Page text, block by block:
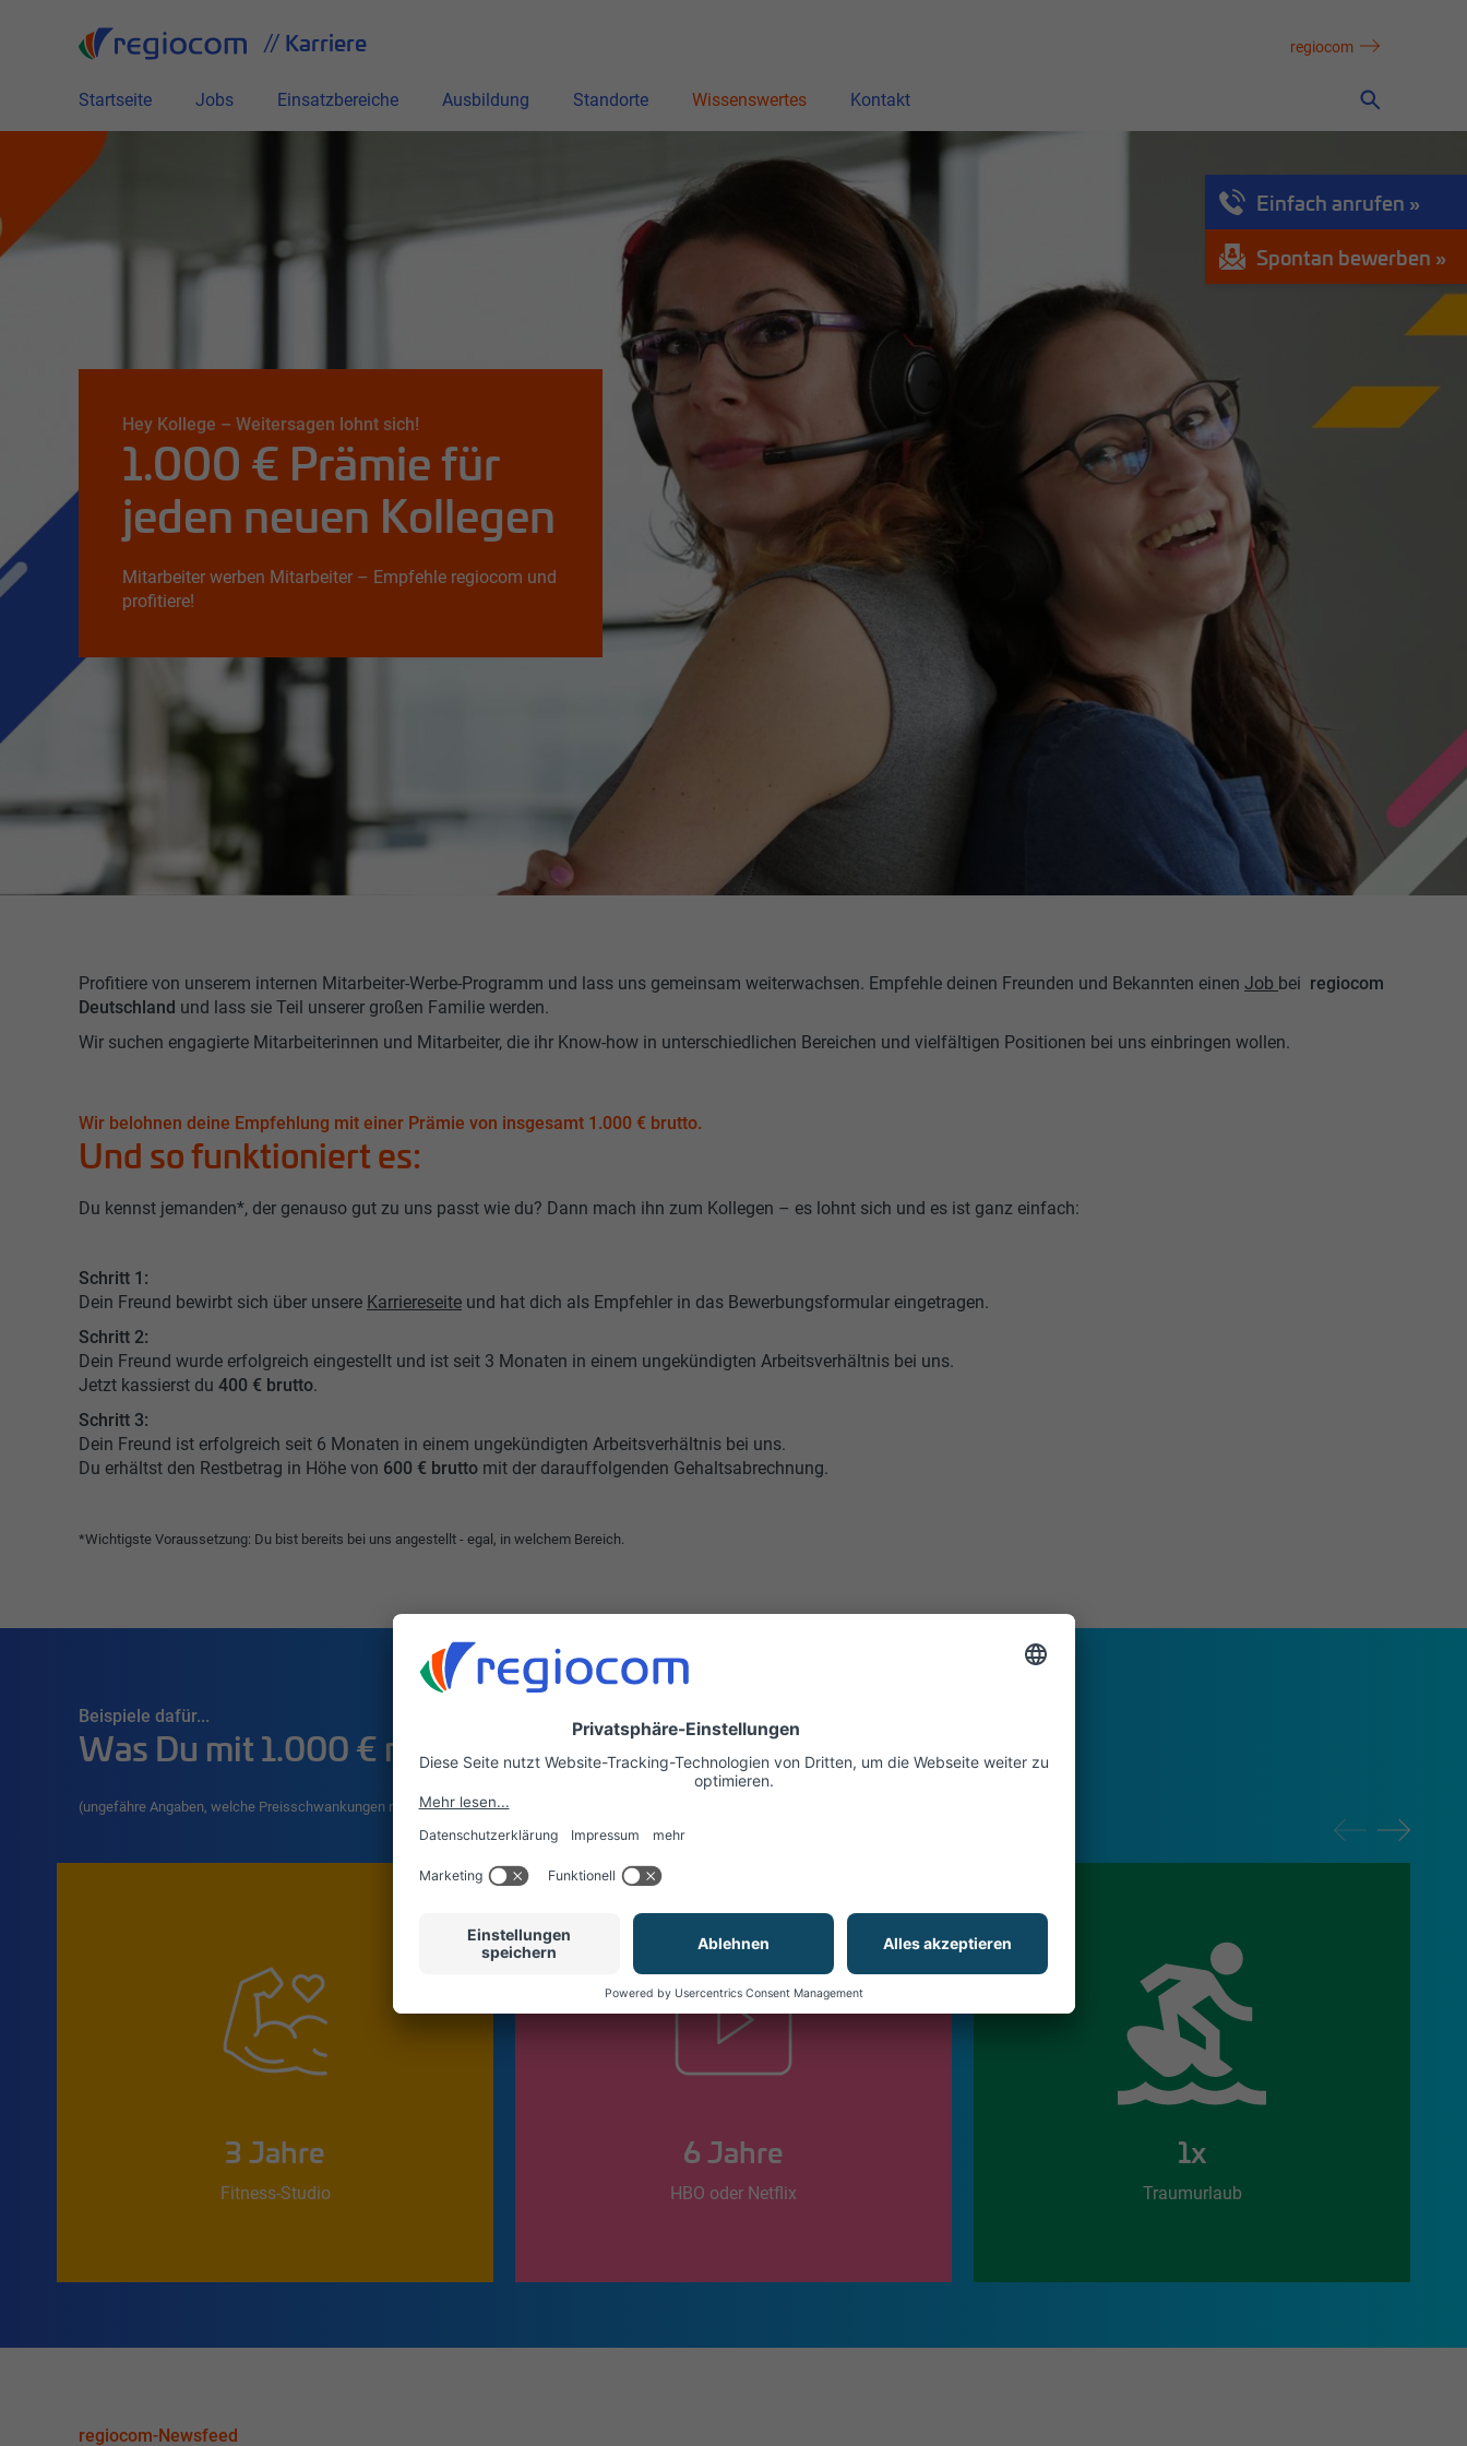
// Karriere regiocom
Startseite Jobs Einsatzbereiche Ausbildung Standorte Wissenswertes Kontakt
Einfach anrufen
Spontan bewerben
Hey Kollege – Weitersagen lohnt sich!
1.000 € Prämie für
jeden neuen Kollegen
Mitarbeiter werben Mitarbeiter – Empfehle regiocom und
profitiere!
Profitiere von unserem internen Mitarbeiter-Werbe-Programm und lass uns gemeinsam weiterwachsen. Empfehle deinen Freunden und Bekannten einen Job bei regiocom
Deutschland und lass sie Teil unserer großen Familie werden.
Wir suchen engagierte Mitarbeiterinnen und Mitarbeiter, die ihr Know-how in unterschiedlichen Bereichen und vielfältigen Positionen bei uns einbringen wollen.
Wir belohnen deine Empfehlung mit einer Prämie von insgesamt 1.000 € brutto.
Und so funktioniert es:
Du kennst jemanden*, der genauso gut zu uns passt wie du? Dann mach ihn zum Kollegen – es lohnt sich und es ist ganz einfach:
Schritt 1:
Dein Freund bewirbt sich über unsere Karriereseite und hat dich als Empfehler in das Bewerbungsformular eingetragen.
Schritt 2:
Dein Freund wurde erfolgreich eingestellt und ist seit 3 Monaten in einem ungekündigten Arbeitsverhältnis bei uns.
Jetzt kassierst du 400 € brutto.
Schritt 3:
Dein Freund ist erfolgreich seit 6 Monaten in einem ungekündigten Arbeitsverhältnis bei uns.
Du erhältst den Restbetrag in Höhe von 600 € brutto mit der darauffolgenden Gehaltsabrechnung.
*Wichtigste Voraussetzung: Du bist bereits bei uns angestellt - egal, in welchem Bereich.
Beispiele dafür...
Was Du mit 1.000 € machen kannst
(ungefähre Angaben, welche Preisschwankungen nicht berücksichtigt)
3 Jahre
Fitness-Studio
6 Jahre
HBO oder Netflix
1x
Traumurlaub
regiocom-Newsfeed